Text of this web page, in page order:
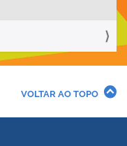
VOLTAR AO TOPO